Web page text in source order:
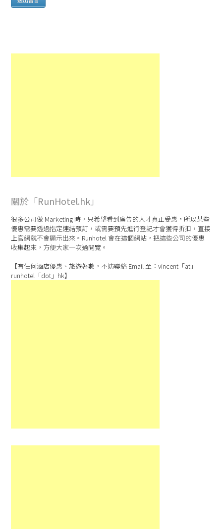
關於「RunHotel.hk」
很多公司做 Marketing 時，只希望看到廣告的人才真正受惠，所以某些
優惠需要透過指定連結預訂，或需要預先進行登記才會獲得折扣，直接
上官網就不會顯示出來。Runhotel 會在這個網站，把這些公司的優惠
收集起來，方便大家一次過閱覽。
【有任何酒店優惠、旅遊著數，不妨聯絡 Email 至：vincent「at」
runhotel「dot」hk】